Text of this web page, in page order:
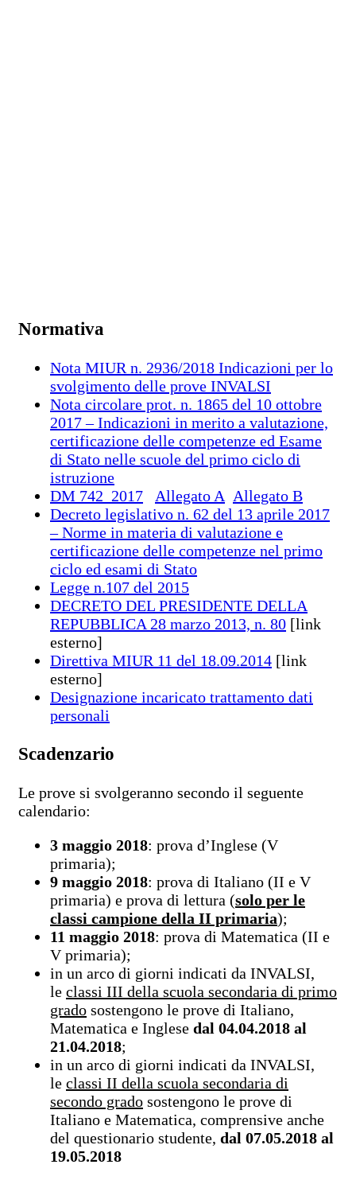
Normativa
Nota MIUR n. 2936/2018 Indicazioni per lo
svolgimento delle prove INVALSI
Nota circolare prot. n. 1865 del 10 ottobre
2017 – Indicazioni in merito a valutazione,
certificazione delle competenze ed Esame
di Stato nelle scuole del primo ciclo di
istruzione
DM 742_2017
Allegato A Allegato B
Decreto legislativo n. 62 del 13 aprile 2017
– Norme in materia di valutazione e
certificazione delle competenze nel primo
ciclo ed esami di Stato
Legge n.107 del 2015
DECRETO DEL PRESIDENTE DELLA
REPUBBLICA 28 marzo 2013, n. 80 [link
esterno]
Direttiva MIUR 11 del 18.09.2014 [link
esterno]
Designazione incaricato trattamento dati
personali
Scadenzario
Le prove si svolgeranno secondo il seguente
calendario:
3 maggio 2018: prova d’Inglese (V
primaria);
9 maggio 2018: prova di Italiano (II e V
primaria) e prova di lettura (solo per le
classi campione della II primaria);
11 maggio 2018: prova di Matematica (II e
V primaria);
in un arco di giorni indicati da INVALSI,
le classi III della scuola secondaria di primo
grado sostengono le prove di Italiano,
Matematica e Inglese dal 04.04.2018 al
21.04.2018;
in un arco di giorni indicati da INVALSI,
le classi II della scuola secondaria di
secondo grado sostengono le prove di
Italiano e Matematica, comprensive anche
del questionario studente, dal 07.05.2018 al
19.05.2018